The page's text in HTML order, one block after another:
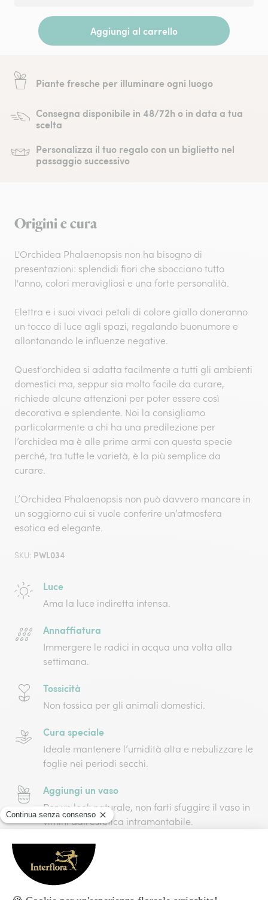
Aggiungi al carrello
Piante fresche per illuminare ogni luogo
Consegna disponibile in 48/72h o in data a tua
scelta
Personalizza il tuo regalo con un biglietto nel
passaggio successivo
Origini e cura
L'Orchidea Phalaenopsis non ha bisogno di
presentazioni: splendidi fiori che sbocciano tutto
l'anno, colori meravigliosi e una forte personalità.
Elettra e i suoi vivaci petali di colore giallo doneranno
un tocco di luce agli spazi, regalando buonumore e
allontanando le influenze negative.
Quest'orchidea si adatta facilmente a tutti gli ambienti
domestici ma, seppur sia molto facile da curare,
richiede alcune attenzioni per poter essere così
decorativa e splendente. Noi la consigliamo
particolarmente a chi ha una predilezione per
l’orchidea ma è alle prime armi con questa specie
perché, tra tutte le varietà, è la più semplice da
curare.
L’Orchidea Phalaenopsis non può davvero mancare in
un soggiorno cui si vuole conferire un’atmosfera
esotica ed elegante.
SKU: PWL034
Luce
Ama la luce indiretta intensa.
Annaffiatura
Immergere le radici in acqua una volta alla
settimana.
Tossicità
Non tossica per gli animali domestici.
Cura speciale
Ideale mantenere l’umidità alta e nebulizzare le
foglie nei periodi secchi.
Aggiungi un vaso
Per un look naturale, non farti sfuggire il vaso in
vimini dall'estetica intramontabile.
Come busserò alla tua porta